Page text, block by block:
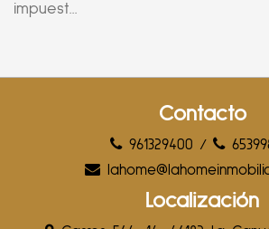
impuest...
Contacto
961329400 /
Localización